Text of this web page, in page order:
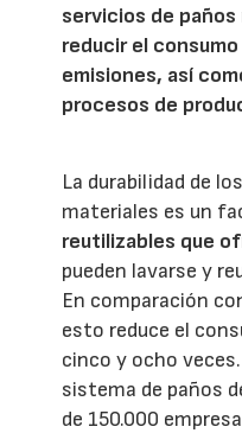
servicios de
reducir el
emisiones, así
procesos de
La durabilidad de
materiales es un
reutilizables que
pueden lavarse y
En comparación
esto reduce el
cinco y ocho
sistema de paños
de 150.000